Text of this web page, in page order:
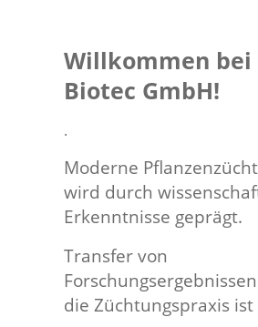
Willkommen bei
Biotec GmbH!
.
Moderne
wird durch
Erkenntnisse geprägt.
Transfer von
die Züchtungspraxis